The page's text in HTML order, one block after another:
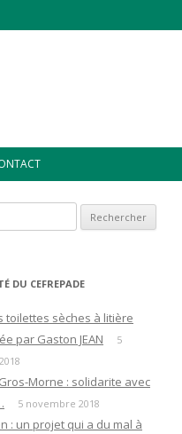
DU CEFREPADE
toilettes sèches à litière
par Gaston JEAN
5
Morne : solidarite avec
5 novembre 2018
: un projet qui a du mal à